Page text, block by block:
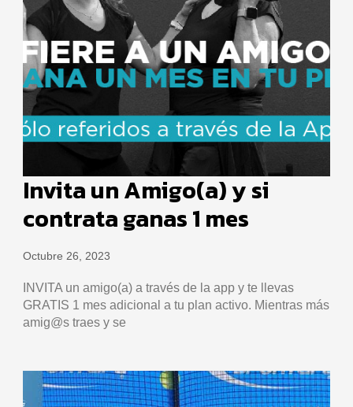
Invita un Amigo(a) y si
contrata ganas 1 mes
Octubre 26, 2023
INVITA un amigo(a) a través de la app y te llevas
GRATIS 1 mes adicional a tu plan activo. Mientras más
amig@s traes y se